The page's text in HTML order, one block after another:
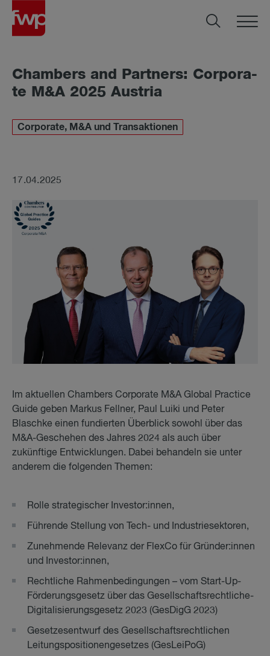
Cham­bers and Part­ners: Cor­po­ra­
te M&A 2025 Aus­tria
Corporate, M&A und Transaktionen
17.04.2025
Im aktuellen Chambers Corporate M&A Global Practice
Guide geben Markus Fellner, Paul Luiki und Peter
Blaschke einen fundierten Überblick sowohl über das
M&A-Geschehen des Jahres 2024 als auch über
zukünftige Entwicklungen. Dabei behandeln sie unter
anderem die folgenden Themen:
Rolle strategischer Investor:innen,
Führende Stellung von Tech- und Industriesektoren,
Zunehmende Relevanz der FlexCo für Gründer:innen
und Investor:innen,
Rechtliche Rahmenbedingungen – vom Start-Up-
Förderungsgesetz über das Gesellschaftsrechtliche-
Digitalisierungsgesetz 2023 (GesDigG 2023)
Gesetzesentwurf des Gesellschaftsrechtlichen
Leitungspositionengesetzes (GesLeiPoG)